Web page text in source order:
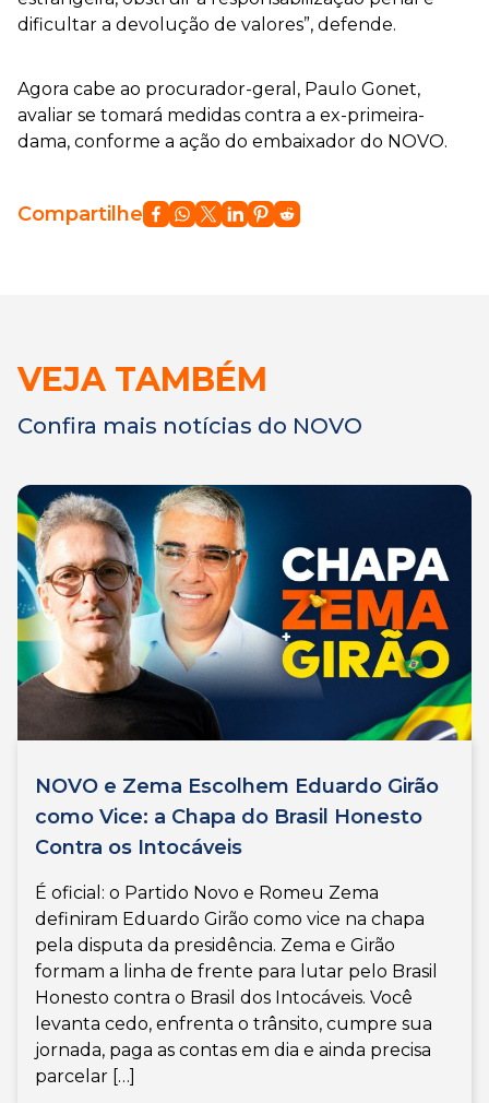
dificultar a devolução de valores”, defende.
Agora cabe ao procurador-geral, Paulo Gonet,
avaliar se tomará medidas contra a ex-primeira-
dama, conforme a ação do embaixador do NOVO.
Compartilhe
VEJA TAMBÉM
Confira mais notícias do NOVO
NOVO e Zema Escolhem Eduardo Girão
como Vice: a Chapa do Brasil Honesto
Contra os Intocáveis
É oficial: o Partido Novo e Romeu Zema
definiram Eduardo Girão como vice na chapa
pela disputa da presidência. Zema e Girão
formam a linha de frente para lutar pelo Brasil
Honesto contra o Brasil dos Intocáveis. Você
levanta cedo, enfrenta o trânsito, cumpre sua
jornada, paga as contas em dia e ainda precisa
parcelar […]